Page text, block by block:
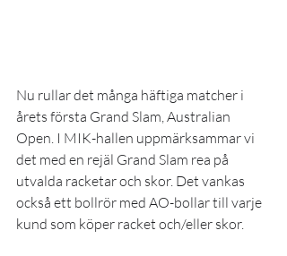
Nu rullar det många häftiga matcher i
årets första Grand Slam, Australian
Open. I MIK-hallen uppmärksammar vi
det med en rejäl Grand Slam rea på
utvalda racketar och skor. Det vankas
också ett bollrör med AO-bollar till varje
kund som köper racket och/eller skor.